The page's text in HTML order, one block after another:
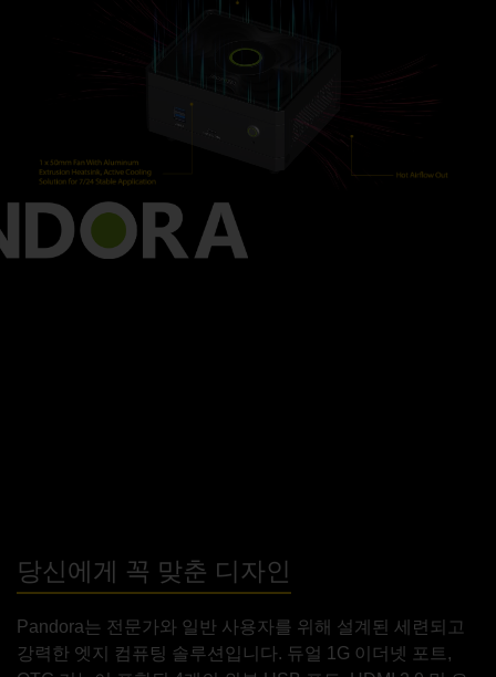
당신에게 꼭 맞춘 디자인
Pandora는 전문가와 일반 사용자를 위해 설계된 세련되고
강력한 엣지 컴퓨팅 솔루션입니다. 듀얼 1G 이더넷 포트,